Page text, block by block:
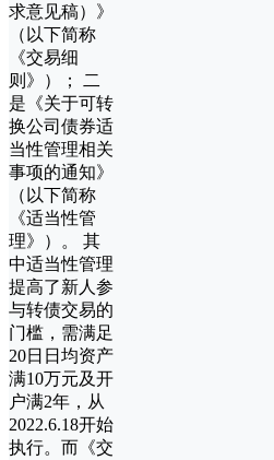
求意见稿）》
（以下简称
《交易细
则》）； 二
是《关于可转
换公司债券适
当性管理相关
事项的通知》
（以下简称
《适当性管
理》）。 其
中适当性管理
提高了新人参
与转债交易的
门槛，需满足
20日日均资产
满10万元及开
户满2年，从
2022.6.18开始
执行。而《交